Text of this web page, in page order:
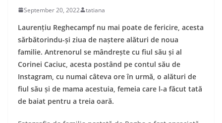
September 20, 2022 tatiana
Laurențiu Reghecampf nu mai poate de fericire, acesta
sărbătorindu-și ziua de naștere alături de noua
familie. Antrenorul se mândrește cu fiul său și al
Corinei Caciuc, acesta postând pe contul său de
Instagram, cu numai câteva ore în urmă, o alături de
fiul său și de mama acestuia, femeia care l-a făcut tată
de baiat pentru a treia oară.